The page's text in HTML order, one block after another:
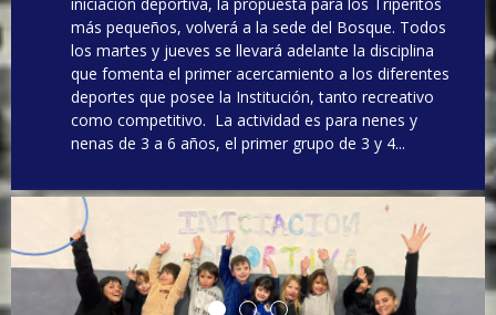
más pequeños, volverá a la sede del Bosque. Todos
los martes y jueves se llevará adelante la disciplina
que fomenta el primer acercamiento a los diferentes
deportes que posee la Institución, tanto recreativo
como competitivo. La actividad es para nenes y
nenas de 3 a 6 años, el primer grupo de 3 y 4...